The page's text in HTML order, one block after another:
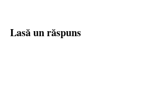
Lasă un răspuns